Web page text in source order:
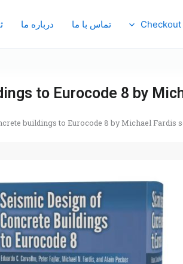
Checkout تماس با ما درباره ما
to Eurocode 8 by
buildings to Eurocode 8 by Michael Fardis